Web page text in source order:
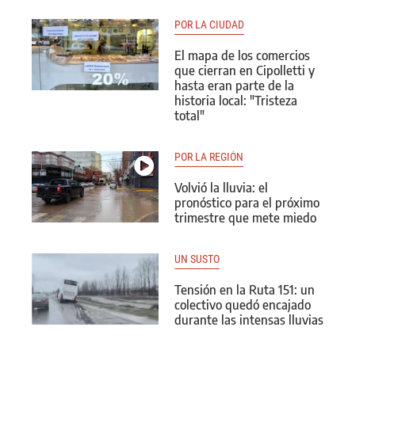
POR LA CIUDAD
El mapa de los comercios
que cierran en Cipolletti y
hasta eran parte de la
historia local: "Tristeza
total"
POR LA REGIÓN
Volvió la lluvia: el
pronóstico para el próximo
trimestre que mete miedo
UN SUSTO
Tensión en la Ruta 151: un
colectivo quedó encajado
durante las intensas lluvias